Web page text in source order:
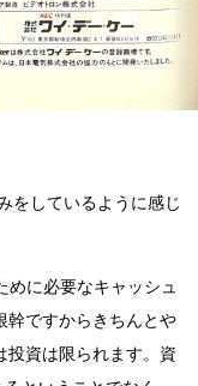
をしているように感じ
めに必要なキャッシュ
幹ですからきちんとや
投資は限られます。資